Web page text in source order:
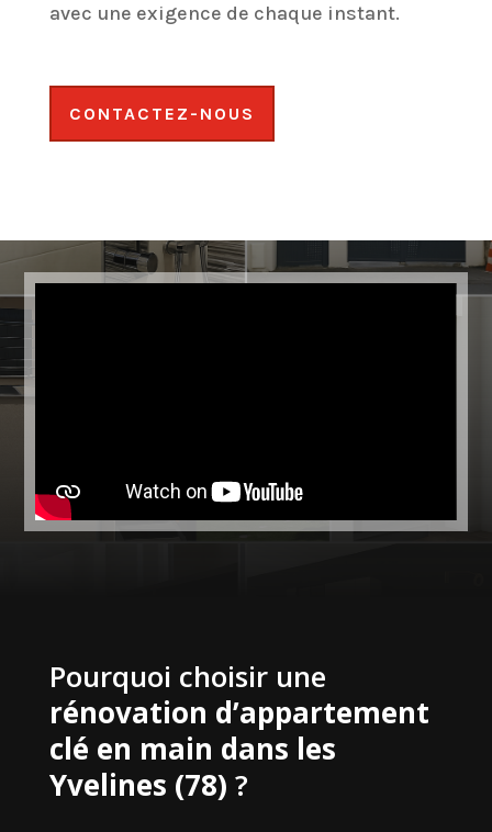
avec une exigence de chaque instant.
CONTACTEZ-NOUS
Pourquoi choisir une
rénovation d’appartement
clé en main dans les
Yvelines (78) ?